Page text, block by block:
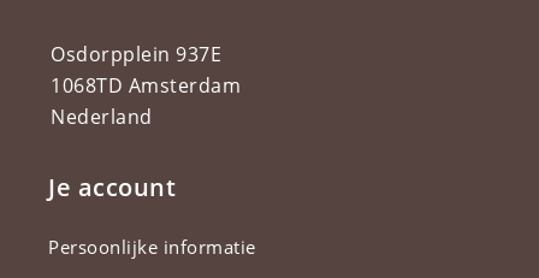
Osdorpplein 937E
1068TD Amsterdam
Nederland
Je account
Persoonlijke informatie